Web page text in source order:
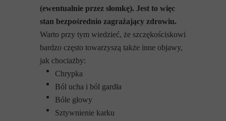
(ewentualnie przez słomkę). Jest to więc
stan bezpośrednio zagrażający zdrowiu.
Warto przy tym wiedzieć, że szczękościskowi
bardzo często towarzyszą także inne objawy,
jak chociażby:
Chrypka
Ból ucha i ból gardła
Bóle głowy
Sztywnienie karku